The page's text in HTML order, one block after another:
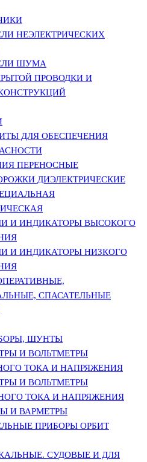
НЕЭЛЕКТРИЧЕСКИХ
ШУМА
ПРОВОДКИ И
ДЛЯ ОБЕСПЕЧЕНИЯ
ПЕРЕНОСНЫЕ
ДИЭЛЕКТРИЧЕСКИЕ
И ИНДИКАТОРЫ ВЫСОКОГО
И ИНДИКАТОРЫ НИЗКОГО
СПАСАТЕЛЬНЫЕ
ШУНТЫ
И ВОЛЬТМЕТРЫ
ТОКА И НАПРЯЖЕНИЯ
И ВОЛЬТМЕТРЫ
ТОКА И НАПРЯЖЕНИЯ
И ВАРМЕТРЫ
ПРИБОРЫ ОРБИТ
СУДОВЫЕ И ДЛЯ